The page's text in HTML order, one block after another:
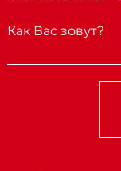
Как Вас зовут?